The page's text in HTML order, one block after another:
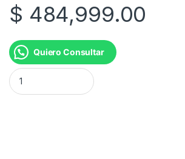
$ 484,999.00
Quiero Consultar
COCINA 4H 3627 53CM MG BLANCA